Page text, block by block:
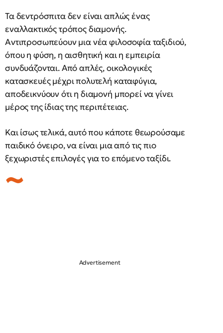
Τα δεντρόσπιτα δεν είναι απλώς ένας
εναλλακτικός τρόπος διαμονής.
Αντιπροσωπεύουν μια νέα φιλοσοφία ταξιδιού,
όπου η φύση, η αισθητική και η εμπειρία
συνδυάζονται. Από απλές, οικολογικές
κατασκευές μέχρι πολυτελή καταφύγια,
αποδεικνύουν ότι η διαμονή μπορεί να γίνει
μέρος της ίδιας της περιπέτειας.
Και ίσως τελικά, αυτό που κάποτε θεωρούσαμε
παιδικό όνειρο, να είναι μια από τις πιο
ξεχωριστές επιλογές για το επόμενο ταξίδι.